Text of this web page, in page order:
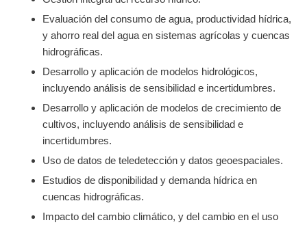
Evaluación del consumo de agua, productividad hídrica,
y ahorro real del agua en sistemas agrícolas y cuencas
hidrográficas.
Desarrollo y aplicación de modelos hidrológicos,
incluyendo análisis de sensibilidad e incertidumbres.
Desarrollo y aplicación de modelos de crecimiento de
cultivos, incluyendo análisis de sensibilidad e
incertidumbres.
Uso de datos de teledetección y datos geoespaciales.
Estudios de disponibilidad y demanda hídrica en
cuencas hidrográficas.
Impacto del cambio climático, y del cambio en el uso